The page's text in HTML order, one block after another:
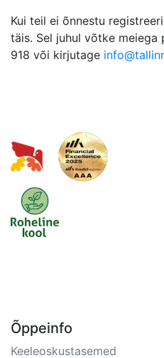
Kui teil ei õnnestu
täis. Sel juhul võtke
918 või kirjutage
Õppeinfo
Keeleoskustasemed